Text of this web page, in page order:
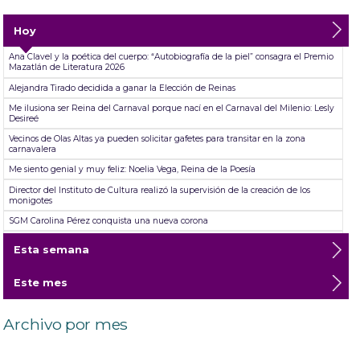
Hoy
Ana Clavel y la poética del cuerpo: “Autobiografía de la piel” consagra el Premio
Mazatlán de Literatura 2026
Alejandra Tirado decidida a ganar la Elección de Reinas
Me ilusiona ser Reina del Carnaval porque nací en el Carnaval del Milenio: Lesly
Desireé
Vecinos de Olas Altas ya pueden solicitar gafetes para transitar en la zona
carnavalera
Me siento genial y muy feliz: Noelia Vega, Reina de la Poesía
Director del Instituto de Cultura realizó la supervisión de la creación de los
monigotes
SGM Carolina Pérez conquista una nueva corona
de Jorge Medina, Josi Cuen y Grupo Firme
de Mazatlán ´26
Mazatlán se desgañita de alegría durante su primer Desfile de Carnaval 2026:
Esta semana
Este mes
Archivo por mes